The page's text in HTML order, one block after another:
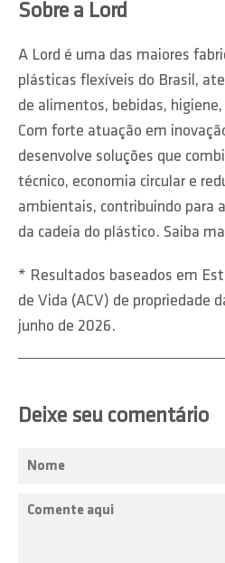
Sobre a Lord
A Lord é uma das maiores
plásticas flexíveis do Brasil,
de alimentos, bebidas,
Com forte atuação em
desenvolve soluções que
técnico, economia circular e
ambientais, contribuindo para
da cadeia do plástico. Saiba
* Resultados baseados em
de Vida (ACV) de propriedade
junho de 2026.
Deixe seu comentário